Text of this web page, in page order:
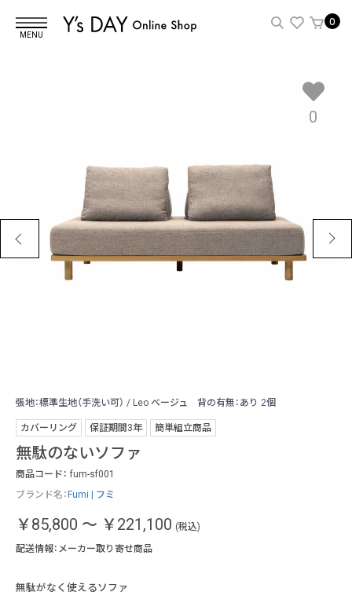
MENU
0
0
張地：標準生地（手洗い可） / Leo ベージュ 背の有無：あり 2個
カバーリング 保証期間3年 簡単組立商品
無駄のないソファ
商品コード： fum-sf001
ブランド名： Fumi | フミ
￥85,800 ～ ￥221,100 (税込)
配送情報：メーカー取り寄せ商品
無駄がなく使えるソファ